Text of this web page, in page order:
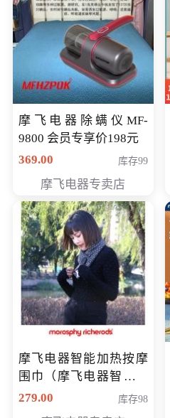
摩飞电器除螨仪MF-
9800 会员专享价198元
369.00
库存99
摩飞电器专卖店
摩飞电器智能加热按摩
围巾（摩飞电器智能加
热按摩围脖） 会员专享
279.00 库存98